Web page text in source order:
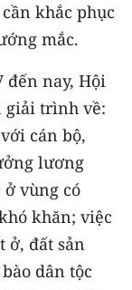
khắc phục
mắc.
đến nay, Hội
giải trình về:
cán bộ,
lương
vùng có
khăn; việc
ở, đất sản
dân tộc